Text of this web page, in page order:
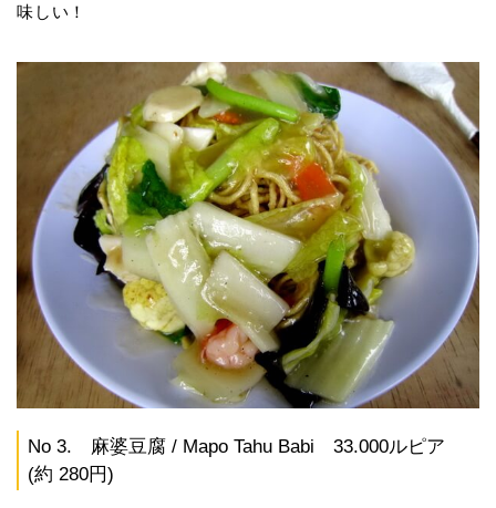
味しい！
No 3. 麻婆豆腐 / Mapo Tahu Babi 33.000ルピア
(約 280円)